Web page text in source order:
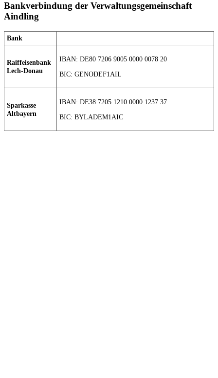
Bankverbindung der Verwaltungsgemeinschaft
Aindling
Bank
Raiffeisenbank
Lech-Donau
IBAN: DE80 7206 9005 0000 0078 20
BIC: GENODEF1AIL
Sparkasse
Altbayern
IBAN: DE38 7205 1210 0000 1237 37
BIC: BYLADEM1AIC